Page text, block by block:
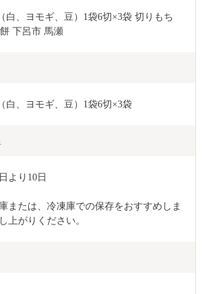
白、ヨモギ、豆）1袋6切×3袋 切りもち
下呂市 馬瀬
白、ヨモギ、豆）1袋6切×3袋
より10日
または、冷凍庫での保存をおすすめしま
上がりください。